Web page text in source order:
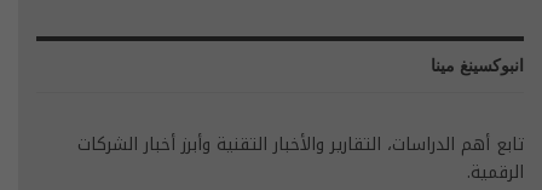
انبوكسينغ مينا
تابع أهم الدراسات، التقارير والأخبار التقنية وأبرز أخبار الشركات
الرقمية.